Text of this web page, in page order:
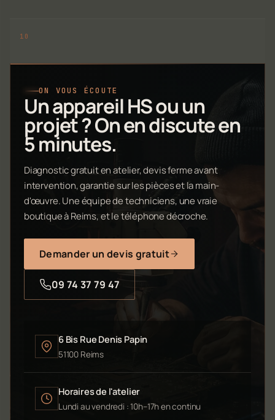
ON VOUS ÉCOUTE
Un appareil HS ou un
projet ? On en discute en
5 minutes.
Diagnostic gratuit en atelier, devis ferme avant
intervention, garantie sur les pièces et la main-
d'œuvre. Une équipe de techniciens, une vraie
boutique à Reims, et le téléphone décroche.
Demander un devis gratuit
09 74 37 79 47
6 Bis Rue Denis Papin
51100 Reims
Horaires de l'atelier
Lundi au vendredi : 10h–17h en continu